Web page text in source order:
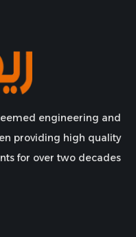
engineering and
providing high quality
for over two decades.